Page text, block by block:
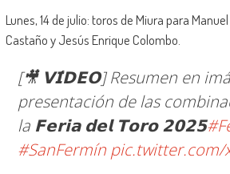
Lunes, 14 de julio: toros de Miura para
Castaño y Jesús Enrique Colombo.
[🎥 𝗩𝗜́𝗗𝗘𝗢] Resumen en
presentación de las
la 𝗙𝗲𝗿𝗶𝗮 𝗱𝗲𝗹 𝗧𝗼𝗿𝗼 𝟮𝟬𝟮𝟱
#SanFermín pic.twitter.com/